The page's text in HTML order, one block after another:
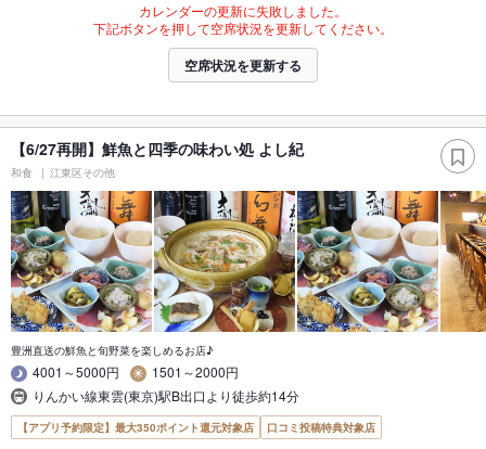
カレンダーの更新に失敗しました。
下記ボタンを押して空席状況を更新してください。
空席状況を更新する
【6/27再開】鮮魚と四季の味わい処 よし紀
和食 江東区その他
豊洲直送の鮮魚と旬野菜を楽しめるお店♪
4001～5000円
1501～2000円
りんかい線東雲(東京)駅B出口より徒歩約14分
【アプリ予約限定】最大350ポイント還元対象店 口コミ投稿特典対象店